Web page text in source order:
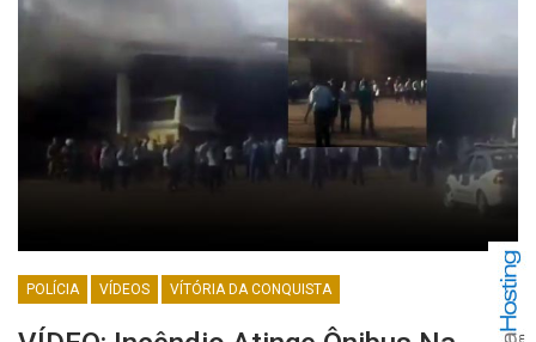
POLÍCIA VÍDEOS VÍTÓRIA DA CONQUISTA